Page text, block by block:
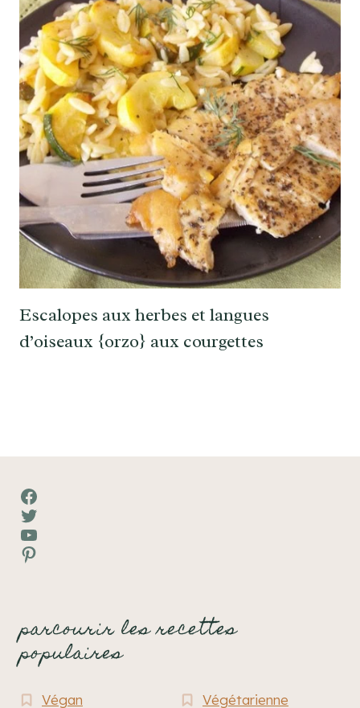
Escalopes aux herbes et langues
d’oiseaux {orzo} aux courgettes
Facebook
Twitter
YouTube
Pinterest
parcourir les recettes
populaires
Végan Végétarienne